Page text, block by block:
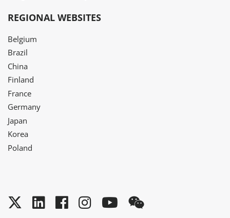
REGIONAL WEBSITES
Belgium
Brazil
China
Finland
France
Germany
Japan
Korea
Poland
Twitter
LinkedInFacebook
Instagram
YouTube